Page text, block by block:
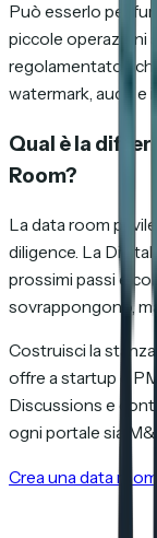
Può esserlo per
piccole operazioni
regolamentato
watermark, audit e
Qual è la
Room?
La data room
diligence. La
prossimi passi e
sovrappongono,
Costruisci la
offre a startup e
Discussions e
ogni portale sia
Crea una data